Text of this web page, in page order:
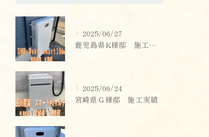
2025/06/27
鹿児島県K様邸 施工実績
2025/06/24
宮崎県Ｇ様邸 施工実績